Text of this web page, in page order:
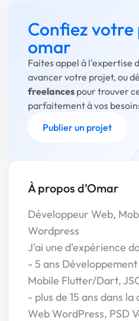
Confiez votre
omar
Faites appel à l'expertise
avancer votre projet, ou
freelances pour trouver
parfaitement à vos
Publier un projet
À propos d’Omar
Développeur Web,
Wordpress
J'ai une d'expérience
- 5 ans
Mobile Flutter/Dart,
- plus de 15 ans dans
Web WordPress, PSD